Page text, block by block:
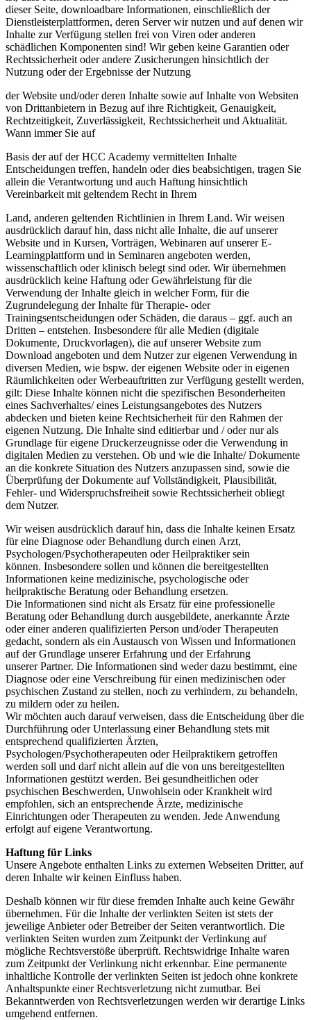
dieser Seite, downloadbare Informationen, einschließlich der
Dienstleisterplattformen, deren Server wir nutzen und auf denen wir
Inhalte zur Verfügung stellen frei von Viren oder anderen
schädlichen Komponenten sind! Wir geben keine Garantien oder
Rechtssicherheit oder andere Zusicherungen hinsichtlich der
Nutzung oder der Ergebnisse der Nutzung
der Website und/oder deren Inhalte sowie auf Inhalte von Websiten
von Drittanbietern in Bezug auf ihre Richtigkeit, Genauigkeit,
Rechtzeitigkeit, Zuverlässigkeit, Rechtssicherheit und Aktualität.
Wann immer Sie auf
Basis der auf der HCC Academy vermittelten Inhalte
Entscheidungen treffen, handeln oder dies beabsichtigen, tragen Sie
allein die Verantwortung und auch Haftung hinsichtlich
Vereinbarkeit mit geltendem Recht in Ihrem
Land, anderen geltenden Richtlinien in Ihrem Land. Wir weisen
ausdrücklich darauf hin, dass nicht alle Inhalte, die auf unserer
Website und in Kursen, Vorträgen, Webinaren auf unserer E-
Learningplattform und in Seminaren angeboten werden,
wissenschaftlich oder klinisch belegt sind oder. Wir übernehmen
ausdrücklich keine Haftung oder Gewährleistung für die
Verwendung der Inhalte gleich in welcher Form, für die
Zugrundelegung der Inhalte für Therapie- oder
Trainingsentscheidungen oder Schäden, die daraus – ggf. auch an
Dritten – entstehen. Insbesondere für alle Medien (digitale
Dokumente, Druckvorlagen), die auf unserer Website zum
Download angeboten und dem Nutzer zur eigenen Verwendung in
diversen Medien, wie bspw. der eigenen Website oder in eigenen
Räumlichkeiten oder Werbeauftritten zur Verfügung gestellt werden,
gilt: Diese Inhalte können nicht die spezifischen Besonderheiten
eines Sachverhaltes/ eines Leistungsangebotes des Nutzers
abdecken und bieten keine Rechtsicherheit für den Rahmen der
eigenen Nutzung. Die Inhalte sind editierbar und / oder nur als
Grundlage für eigene Druckerzeugnisse oder die Verwendung in
digitalen Medien zu verstehen. Ob und wie die Inhalte/ Dokumente
an die konkrete Situation des Nutzers anzupassen sind, sowie die
Überprüfung der Dokumente auf Vollständigkeit, Plausibilität,
Fehler- und Widerspruchsfreiheit sowie Rechtssicherheit obliegt
dem Nutzer.
Wir weisen ausdrücklich darauf hin, dass die Inhalte keinen Ersatz
für eine Diagnose oder Behandlung durch einen Arzt,
Psychologen/Psychotherapeuten oder Heilpraktiker sein
können. Insbesondere sollen und können die bereitgestellten
Informationen keine medizinische, psychologische oder
heilpraktische Beratung oder Behandlung ersetzen.
Die Informationen sind nicht als Ersatz für eine professionelle
Beratung oder Behandlung durch ausgebildete, anerkannte Ärzte
oder einer anderen qualifizierten Person und/oder Therapeuten
gedacht, sondern als ein Austausch von Wissen und Informationen
auf der Grundlage unserer Erfahrung und der Erfahrung
unserer Partner. Die Informationen sind weder dazu bestimmt, eine
Diagnose oder eine Verschreibung für einen medizinischen oder
psychischen Zustand zu stellen, noch zu verhindern, zu behandeln,
zu mildern oder zu heilen.
Wir möchten auch darauf verweisen, dass die Entscheidung über die
Durchführung oder Unterlassung einer Behandlung stets mit
entsprechend qualifizierten Ärzten,
Psychologen/Psychotherapeuten oder Heilpraktikern getroffen
werden soll und darf nicht allein auf die von uns bereitgestellten
Informationen gestützt werden. Bei gesundheitlichen oder
psychischen Beschwerden, Unwohlsein oder Krankheit wird
empfohlen, sich an entsprechende Ärzte, medizinische
Einrichtungen oder Therapeuten zu wenden. Jede Anwendung
erfolgt auf eigene Verantwortung.
Haftung für Links
Unsere Angebote enthalten Links zu externen Webseiten Dritter, auf
deren Inhalte wir keinen Einfluss haben.
Deshalb können wir für diese fremden Inhalte auch keine Gewähr
übernehmen. Für die Inhalte der verlinkten Seiten ist stets der
jeweilige Anbieter oder Betreiber der Seiten verantwortlich. Die
verlinkten Seiten wurden zum Zeitpunkt der Verlinkung auf
mögliche Rechtsverstöße überprüft. Rechtswidrige Inhalte waren
zum Zeitpunkt der Verlinkung nicht erkennbar. Eine permanente
inhaltliche Kontrolle der verlinkten Seiten ist jedoch ohne konkrete
Anhaltspunkte einer Rechtsverletzung nicht zumutbar. Bei
Bekanntwerden von Rechtsverletzungen werden wir derartige Links
umgehend entfernen.